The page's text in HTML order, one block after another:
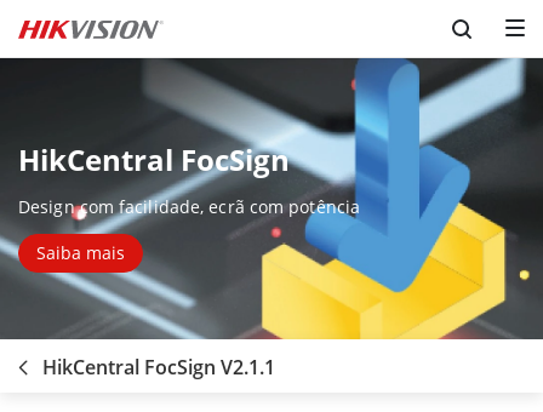
HikCentral FocSign
Design com facilidade, ecrã com potência
Saiba mais
HikCentral FocSign V2.1.1